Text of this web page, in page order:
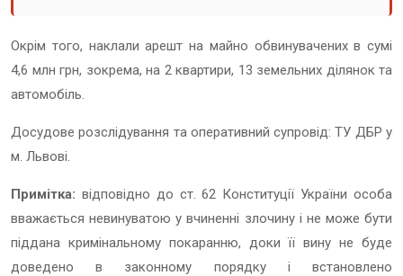
Окрім того, наклали арешт на майно обвинувачених в сумі
4,6 млн грн, зокрема, на 2 квартири, 13 земельних ділянок та
автомобіль.
Досудове розслідування та оперативний супровід: ТУ ДБР у
м. Львові.
Примітка: відповідно до ст. 62 Конституції України особа
вважається невинуватою у вчиненні злочину і не може бути
піддана кримінальному покаранню, доки її вину не буде
доведено в законному порядку і встановлено